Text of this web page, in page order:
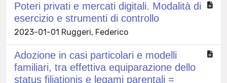
Poteri privati e mercati digitali. Modalità di
esercizio e strumenti di controllo
2023-01-01 Ruggeri, Federico
Adozione in casi particolari e modelli
familiari, tra effettiva equiparazione dello
status filiationis e legami parentali =